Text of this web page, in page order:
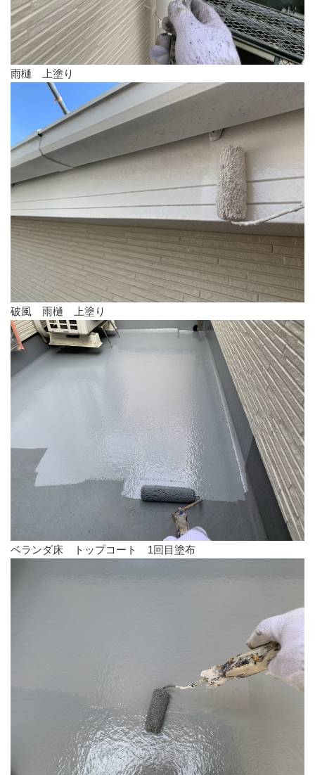
雨樋 上塗り
破風 雨樋 上塗り
ベランダ床 トップコート 1回目塗布